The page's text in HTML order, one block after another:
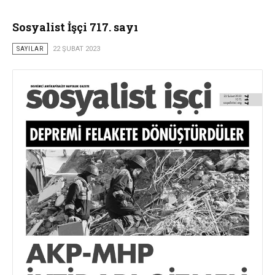
Sosyalist İşçi 717. sayı
SAYILAR 22 ŞUBAT 2023